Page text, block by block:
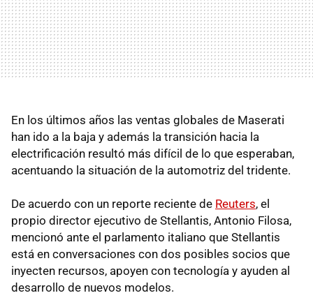
En los últimos años las ventas globales de Maserati
han ido a la baja y además la transición hacia la
electrificación resultó más difícil de lo que esperaban,
acentuando la situación de la automotriz del tridente.
De acuerdo con un reporte reciente de Reuters, el
propio director ejecutivo de Stellantis, Antonio Filosa,
mencionó ante el parlamento italiano que Stellantis
está en conversaciones con dos posibles socios que
inyecten recursos, apoyen con tecnología y ayuden al
desarrollo de nuevos modelos.